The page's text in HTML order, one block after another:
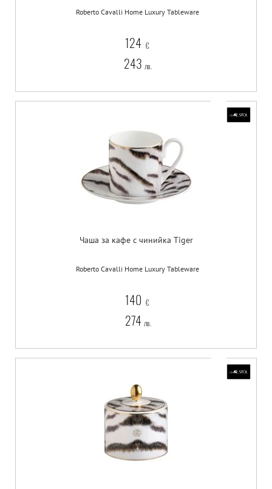
Roberto Cavalli Home Luxury Tableware
124 €
243 лв.
Чаша за кафе с чинийка Tiger
Roberto Cavalli Home Luxury Tableware
140 €
274 лв.